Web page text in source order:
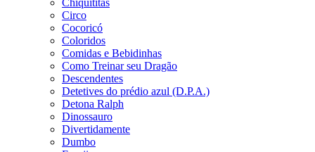
Chiquititas
Circo
Cocoricó
Coloridos
Comidas e Bebidinhas
Como Treinar seu Dragão
Descendentes
Detetives do prédio azul (D.P.A.)
Detona Ralph
Dinossauro
Divertidamente
Dumbo